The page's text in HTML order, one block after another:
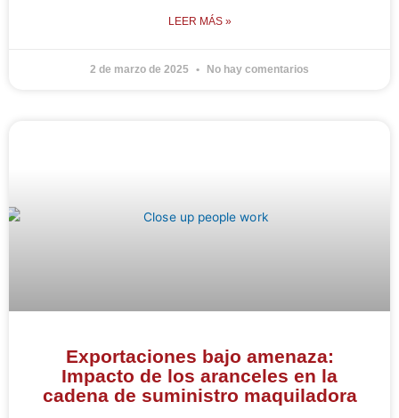
LEER MÁS »
2 de marzo de 2025 No hay comentarios
Exportaciones bajo amenaza:
Impacto de los aranceles en la
cadena de suministro maquiladora